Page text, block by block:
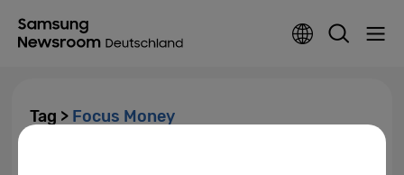
Tag > Focus Money